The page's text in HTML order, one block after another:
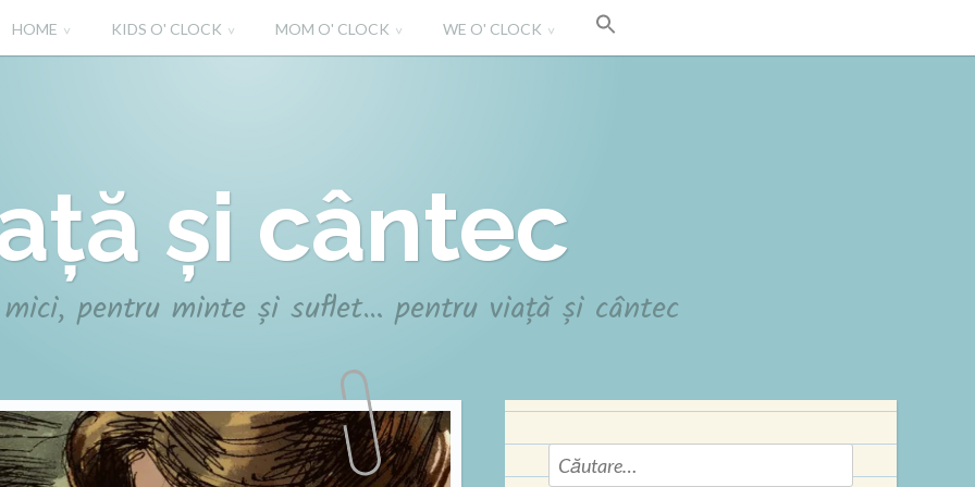
HOME KIDS O' CLOCK MOM O' CLOCK WE O' CLOCK
și cântec
pentru minte și suflet… pentru viață și cântec
Caută